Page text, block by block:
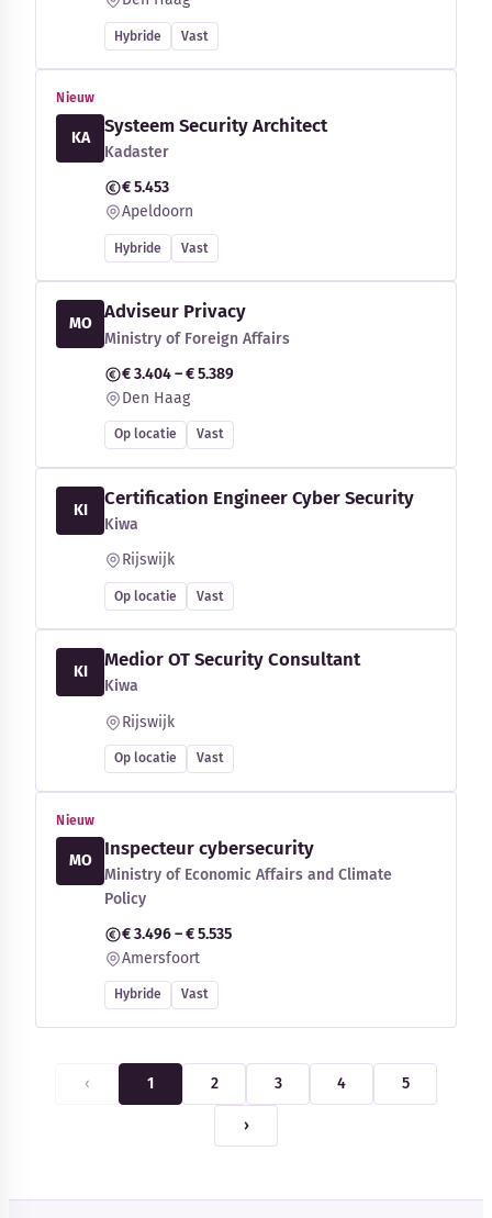
Hybride Vast
Nieuw
KA
Systeem Security Architect
Kadaster
€ 5.453
Apeldoorn
Hybride Vast
MO
Adviseur Privacy
Ministry of Foreign Affairs
€ 3.404 – € 5.389
Den Haag
Op locatie Vast
KI
Certification Engineer Cyber Security
Kiwa
Rijswijk
Op locatie Vast
KI
Medior OT Security Consultant
Kiwa
Rijswijk
Op locatie Vast
Nieuw
MO
Inspecteur cybersecurity
Ministry of Economic Affairs and Climate
Policy
€ 3.496 – € 5.535
Amersfoort
Hybride Vast
‹ 1 2 3 4 5
›